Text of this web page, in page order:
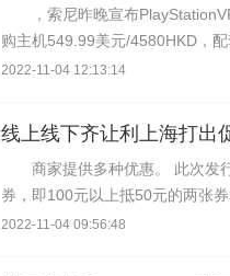
，索尼昨晚宣布
购主机549.99美元/4580HKD，
集:SwitchbackVR 穿越火线:狙击
2022-11-04 12:13:14
线上线下齐让利上海打出
商家提供多种优惠。 此次发
券，即100元以上抵50元的两张
上海市财政已投入10亿元，其中
2022-11-04 09:56:48